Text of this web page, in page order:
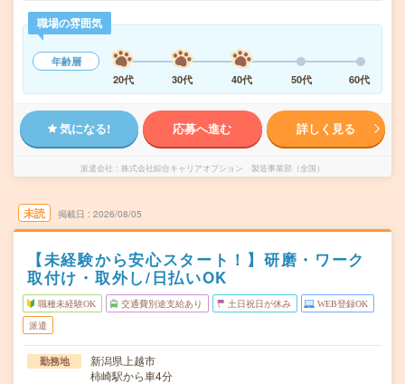
職場の雰囲気
年齢層
20代
30代 40代 50代 60代
気になる! 応募へ進む 詳しく見る
派遣会社 株式会社綜合キャリアオプション 製造事業部（全国）
未読 掲載日 2026/08/05
【未経験から安心スタート！】研磨・ワーク
取付け・取外し/日払いOK
職種未経験OK 交通費別途支給あり 土日祝日が休み WEB登録OK
派遣
勤務地
新潟県上越市
柿崎駅から車4分